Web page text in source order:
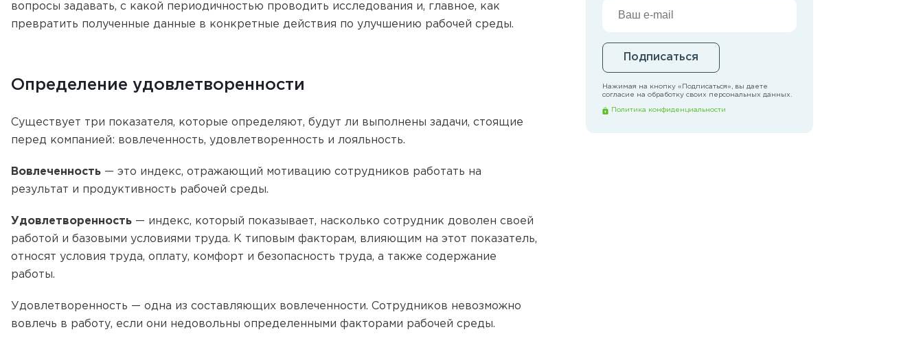
вопросы задавать, с какой периодичностью проводить исследования и, главное, как
превратить полученные данные в конкретные действия по улучшению рабочей среды.
Определение удовлетворенности
Существует три показателя, которые определяют, будут ли выполнены задачи, стоящие
перед компанией: вовлеченность, удовлетворенность и лояльность.
Вовлеченность — это индекс, отражающий мотивацию сотрудников работать на
результат и продуктивность рабочей среды.
Удовлетворенность — индекс, который показывает, насколько сотрудник доволен своей
работой и базовыми условиями труда. К типовым факторам, влияющим на этот показатель,
относят условия труда, оплату, комфорт и безопасность труда, а также содержание
работы.
Удовлетворенность — одна из составляющих вовлеченности. Сотрудников невозможно
вовлечь в работу, если они недовольны определенными факторами рабочей среды.
Подписаться
Нажимая на кнопку «Подписаться», вы даете
согласие на обработку своих персональных данных.
Политика конфиденциальности